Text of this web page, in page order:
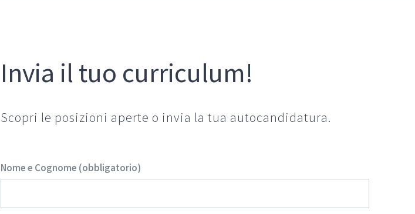
Invia il tuo curriculum!
Scopri le posizioni aperte o invia la tua autocandidatura.
Nome e Cognome (obbligatorio)